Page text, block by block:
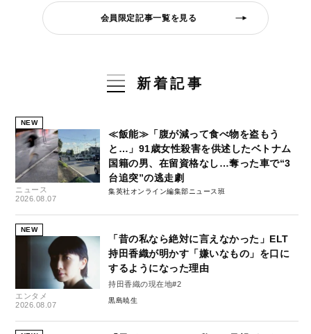
会員限定記事一覧を見る
新着記事
NEW
ニュース
2026.08.07
≪飯能≫「腹が減って食べ物を盗もう
と…」91歳女性殺害を供述したベトナム
国籍の男、在留資格なし…奪った車で“3
台追突”の逃走劇
集英社オンライン編集部ニュース班
NEW
エンタメ
2026.08.07
「昔の私なら絶対に言えなかった」ELT
持田香織が明かす「嫌いなもの」を口に
するようになった理由
持田香織の現在地#2
黒島暁生